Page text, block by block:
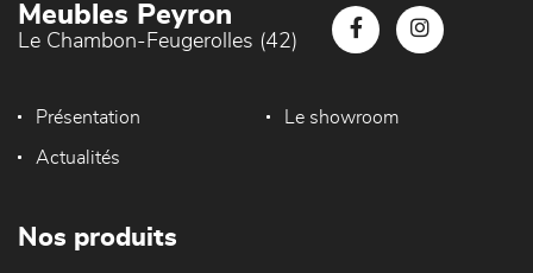
Meubles Peyron
Le Chambon-Feugerolles (42)
Présentation Le showroom
Actualités
Nos produits